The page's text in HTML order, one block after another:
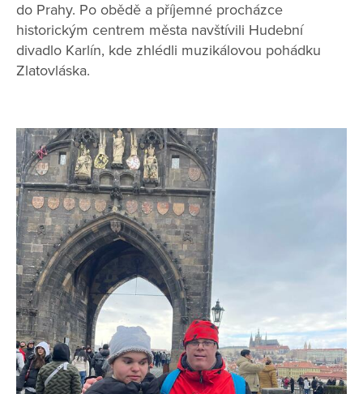
do Prahy. Po obědě a příjemné procházce
historickým centrem města navštívili Hudební
divadlo Karlín, kde zhlédli muzikálovou pohádku
Zlatovláska.